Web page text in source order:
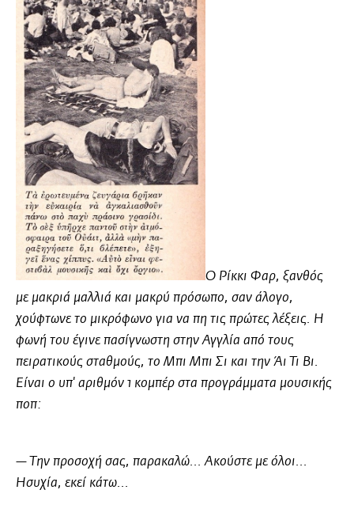
Ο Ρίκκι Φαρ, ξανθός
με μακριά μαλλιά και μακρύ πρόσωπο, σαν άλογο,
χούφτωνε το μικρόφωνο για να πη τις πρώτες λέξεις. Η
φωνή του έγινε πασίγνωστη στην Αγγλία από τους
πειρατικούς σταθμούς, το Μπι Μπι Σι και την Άι Τι Βι.
Είναι ο υπ' αριθμόν 1 κομπέρ στα προγράμματα μουσικής
ποπ:
— Την προσοχή σας, παρακαλώ... Ακούστε με όλοι...
Ησυχία, εκεί κάτω...